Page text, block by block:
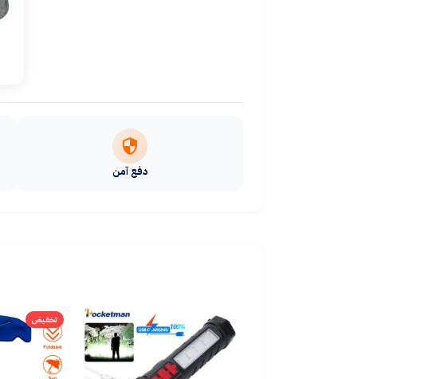
دفع آمن
تخفيض